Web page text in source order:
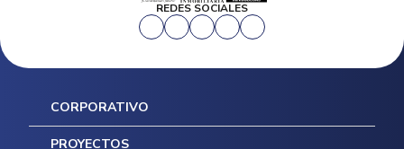
REDES SOCIALES
CORPORATIVO
Inicio
PROYECTOS